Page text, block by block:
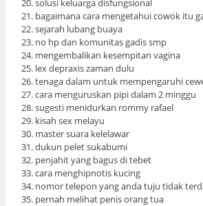
solusi keluarga disfungsional
bagaimana cara mengetahui cowok itu
sejarah lubang buaya
no hp dan komunitas gadis smp
mengembalikan kesempitan vagina
lex depraxis zaman dulu
tenaga dalam untuk mempengaruhi
cara menguruskan pipi dalam 2 minggu
sugesti menidurkan rommy rafael
kisah sex melayu
master suara kelelawar
dukun pelet sukabumi
penjahit yang bagus di tebet
cara menghipnotis kucing
nomor telepon yang anda tuju tidak
pernah melihat penis orang tua